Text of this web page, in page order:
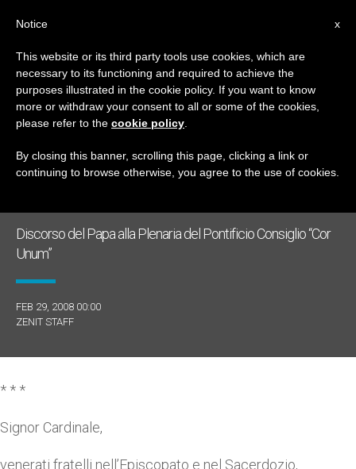
GIORNO
Febbraio 29th, 2008
ULTIME NOTIZIE
Discorso del Papa alla Plenaria del Pontificio Consiglio “Cor
Unum”
FEB 29, 2008 00:00
ZENIT STAFF
* * *
Signor Cardinale,
venerati fratelli nell’Episcopato e nel Sacerdozio,
x
Notice
This website or its third party tools use cookies, which are
necessary to its functioning and required to achieve the
purposes illustrated in the cookie policy. If you want to know
more or withdraw your consent to all or some of the cookies,
please refer to the cookie policy
By closing this banner, scrolling this page, clicking a link or
continuing to browse otherwise, you agree to the use of cookies.